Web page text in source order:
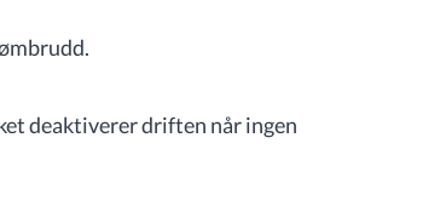
deaktiverer driften når ingen